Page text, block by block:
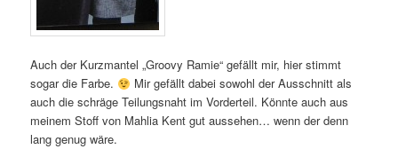
Auch der Kurzmantel „Groovy Ramie“ gefällt mir, hier stimmt
sogar die Farbe.
Mir gefällt dabei sowohl der Ausschnitt als
auch die schräge Teilungsnaht im Vorderteil. Könnte auch aus
meinem Stoff von Mahlia Kent gut aussehen… wenn der denn
lang genug wäre.